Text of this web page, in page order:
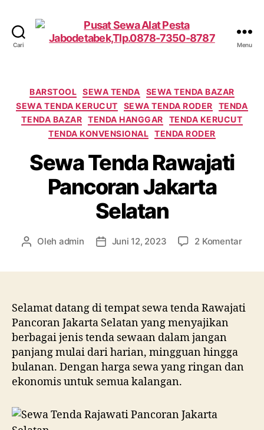
Cari
Pesta
Jabodetabek,Tlp.0878-
7350-
8787
Menu
Kategori
BARSTOOL SEWA TENDA
SEWA TENDA BAZAR
SEWA TENDA KERUCUT
SEWA TENDA RODER
TENDA
TENDA BAZAR TENDA HANGGAR
TENDA KERUCUT
TENDA KONVENSIONAL
TENDA RODER
Sewa Tenda Rawajati
Pancoran Jakarta
Selatan
Penulis
Oleh admin
Tanggal
Juni 12, 2023 2 Komentarpada
Selamat datang di tempat sewa tenda Rawajati
Pancoran Jakarta Selatan yang menyajikan
berbagai jenis tenda sewaan dalam jangan
panjang mulai dari harian, mingguan hingga
bulanan. Dengan harga sewa yang ringan dan
ekonomis untuk semua kalangan.